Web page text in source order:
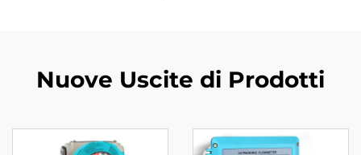
Nuove Uscite di Prodotti